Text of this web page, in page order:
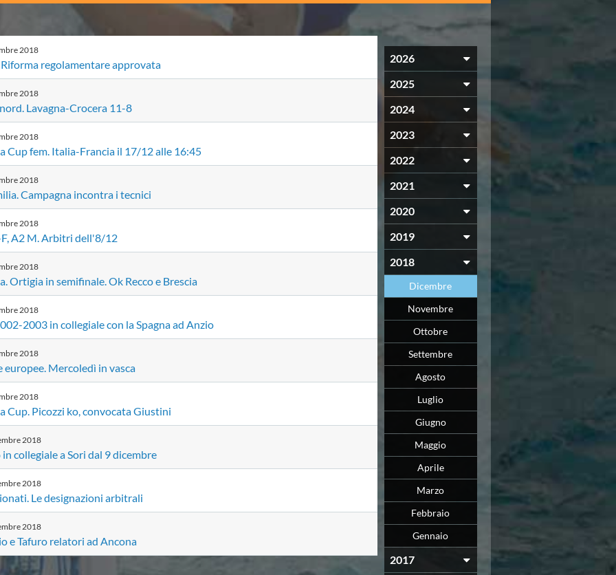
2018
regolamentare approvata
2018
Lavagna-Crocera 11-8
2018
Cup fem. Italia-Francia il 17/12 alle 16:45
2018
Campagna incontra i tecnici
2018
A2 M. Arbitri dell'8/12
2018
Ortigia in semifinale. Ok Recco e Brescia
2018
2003 in collegiale con la Spagna ad Anzio
2018
europee. Mercoledì in vasca
2018
Cup. Picozzi ko, convocata Giustini
2018
collegiale a Sori dal 9 dicembre
2018
Le designazioni arbitrali
2018
e Tafuro relatori ad Ancona
2026
2025
2024
2023
2022
2021
2020
2019
2018
Dicembre
Novembre
Ottobre
Settembre
Agosto
Luglio
Giugno
Maggio
Aprile
Marzo
Febbraio
Gennaio
2017